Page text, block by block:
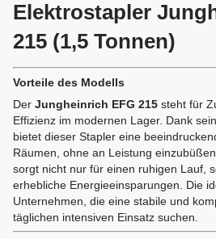
Elektrostapler
215 (1,5 Tonnen)
Vorteile des Modells
Der Jungheinrich EFG 215 steht für
Effizienz im modernen Lager. Dank
bietet dieser Stapler eine
Räumen, ohne an Leistung
sorgt nicht nur für einen ruhigen Lauf,
erhebliche Energieeinsparungen. Die
Unternehmen, die eine stabile und
täglichen intensiven Einsatz suchen.